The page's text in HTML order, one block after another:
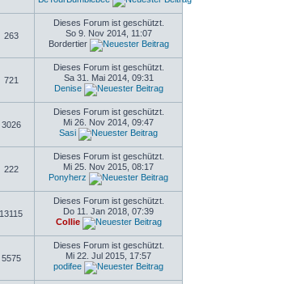
263
Dieses Forum ist geschützt.
So 9. Nov 2014, 11:07
Bordertier
721
Dieses Forum ist geschützt.
Sa 31. Mai 2014, 09:31
Denise
3026
Dieses Forum ist geschützt.
Mi 26. Nov 2014, 09:47
Sasi
222
Dieses Forum ist geschützt.
Mi 25. Nov 2015, 08:17
Ponyherz
13115
Dieses Forum ist geschützt.
Do 11. Jan 2018, 07:39
Collie
5575
Dieses Forum ist geschützt.
Mi 22. Jul 2015, 17:57
podifee